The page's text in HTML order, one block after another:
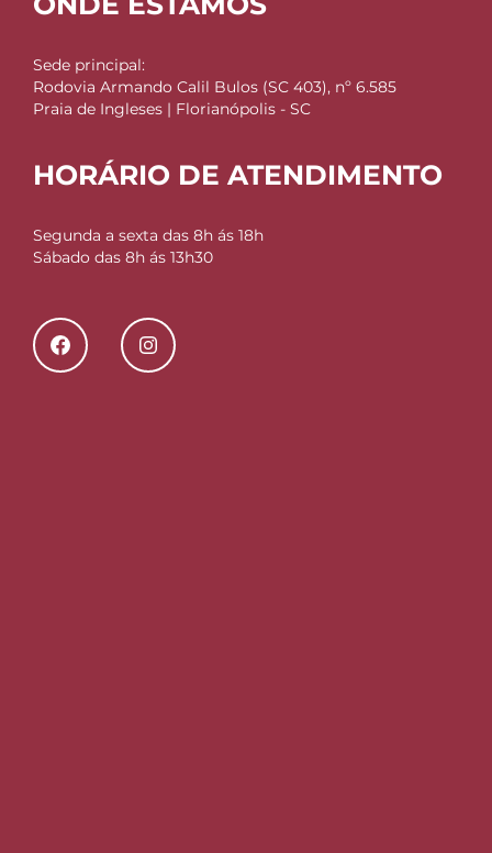
Sede principal:
Rodovia Armando Calil Bulos (SC 403), nº 6.585
Praia de Ingleses | Florianópolis - SC
HORÁRIO DE ATENDIMENTO
Segunda a sexta das 8h ás 18h
Sábado das 8h ás 13h30